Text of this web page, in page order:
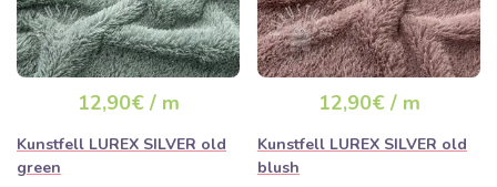
12,90€ / m
Kunstfell LUREX SILVER old
green
12,90€ / m
Kunstfell LUREX SILVER old
blush